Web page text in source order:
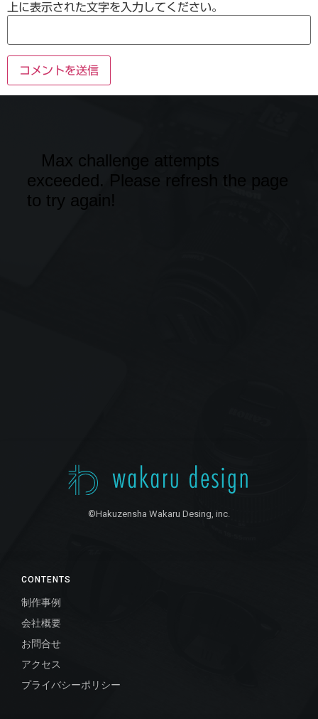
上に表示された文字を入力してください。
CONTENTS
制作事例
会社概要
お問合せ
アクセス
プライバシーポリシー
©Hakuzensha Wakaru Desing, inc.